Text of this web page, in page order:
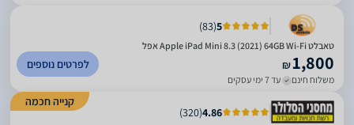
5
(
83
)
טאבלט Apple iPad Mini 8.3 (2021) 64GB Wi-Fi אפל
₪1,800
משלוח חינם עד 7 ימי עסקים
לפרטים נוספים
קנייה חכמה
4.86
(
320
)